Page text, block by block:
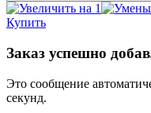
Купить
Заказ успешно
Это сообщение
секунд.